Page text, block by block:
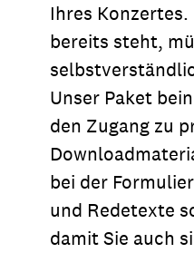
Ihres
bereits steht,
Unser Paket
den Zugang zu
bei der
und Redetexte
damit Sie auch